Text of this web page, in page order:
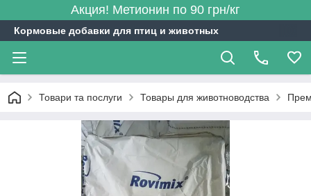
Акция! Метионин по 90 грн/кг
Кормовые добавки для птиц и животных
Товари та послуги Товары для животноводства